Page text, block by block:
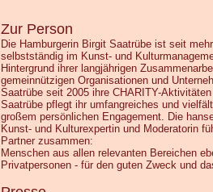
Zur Person
Die Hamburgerin Birgit Saatrübe ist seit
selbstständig im Kunst- und
Hintergrund ihrer langjährigen
gemeinnützigen Organisationen und
Saatrübe seit 2005 ihre CHARITY-
Saatrübe pflegt ihr umfangreiches und
großem persönlichen Engagement. Die
Kunst- und Kulturexpertin und Moderatorin
Partner zusammen:
Menschen aus allen relevanten Bereichen
Privatpersonen - für den guten Zweck und